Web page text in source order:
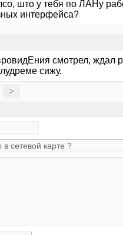
што у тебя по ЛАНу
интерфейса?
смотрел, ждал
сижу.
>